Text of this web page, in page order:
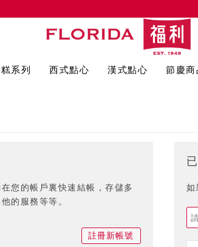
系列 西式點心 漢式點心 節慶商
您的帳戶裏快速結帳，存儲多
的服務等等。
註冊新帳號
如